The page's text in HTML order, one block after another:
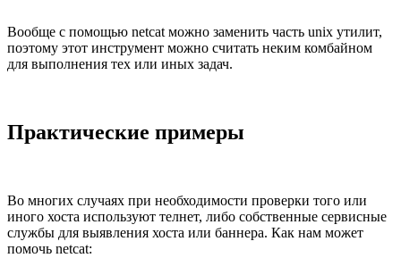
Вообще с помощью netcat можно заменить часть unix утилит,
поэтому этот инструмент можно считать неким комбайном
для выполнения тех или иных задач.
Практические примеры
Во многих случаях при необходимости проверки того или
иного хоста используют телнет, либо собственные сервисные
службы для выявления хоста или баннера. Как нам может
помочь netcat: